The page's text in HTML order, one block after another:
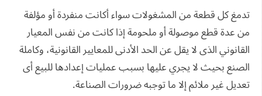
تدمغ كل قطعة من المشغولات سواء أكانت منفردة أو مؤلفة
من عدة قطع موصولة أو ملحومة إذا كانت من نفس المعيار
القانوني الذى لا يقل عن الحد الأدنى للمعايير القانونية، وكاملة
الصنع بحيث لا يجري عليها بسبب عمليات إعدادها للبيع أى
تعديل غير ملائم إلا ما توجبه ضرورات الصناعة.